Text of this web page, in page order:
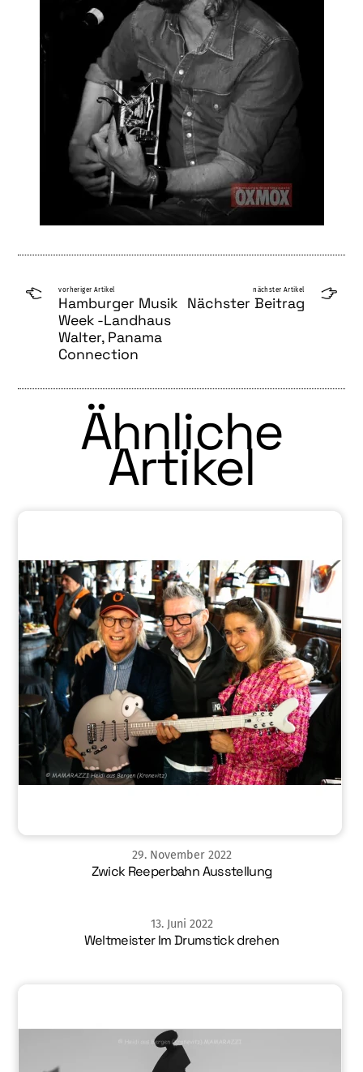
vorheriger Artikel
Hamburger Musik
Week -Landhaus
Walter, Panama
Connection
nächster Artikel
Nächster Beitrag
Ähnliche
Artikel
29. November 2022
Zwick Reeperbahn Ausstellung
13. Juni 2022
Weltmeister Im Drumstick drehen